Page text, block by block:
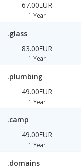
67.00EUR
1 Year
.glass
83.00EUR
1 Year
.plumbing
49.00EUR
1 Year
.camp
49.00EUR
1 Year
.domains